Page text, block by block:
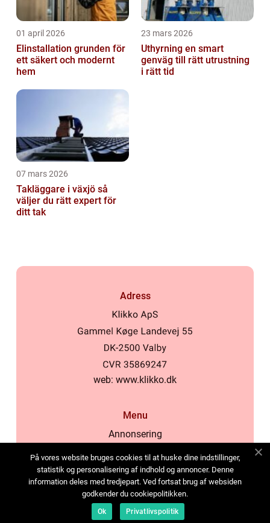
01 april 2026
Elinstallation grunden för
ett säkert och modernt
hem
23 mars 2026
Uthyrning en smart
genväg till rätt utrustning
i rätt tid
07 mars 2026
Takläggare i växjö så
väljer du rätt expert för
ditt tak
Adress
web: www.klikko.dk
Menu
Annonsering
Cookies
Kontakta oss
Sitemap
På vores website bruges cookies til at huske dine indstillinger,
statistik og personalisering af indhold og annoncer. Denne
information deles med tredjepart. Ved fortsat brug af websiden
godkender du cookiepolitikken.
Ok Privatlivspolitik